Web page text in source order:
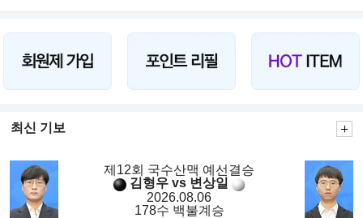
최신 기보
제12회 국수산맥 예선결승
김형우 vs 변상일
2026.08.06
178수 백불계승